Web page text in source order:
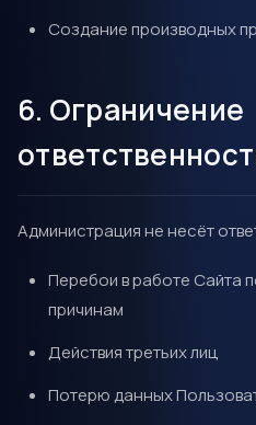
Создание производных
6. Ограничение
Администрация не несёт
Перебои в работе Сайта
причинам
Действия третьих лиц
Потерю данных